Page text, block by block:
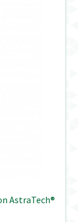
AstraTech®